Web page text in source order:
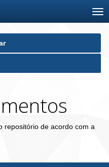
repositório de acordo com a